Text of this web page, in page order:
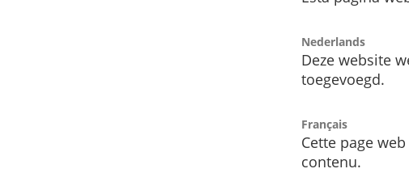
Nederlands
Deze website
toegevoegd.
Français
Cette page
contenu.